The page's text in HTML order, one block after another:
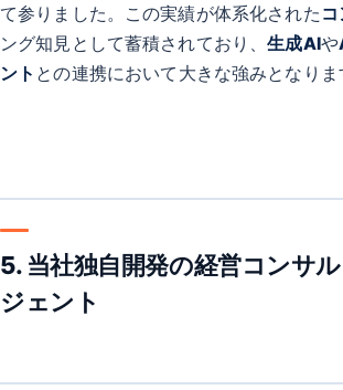
て参りました。この実績が体系化された
ング知見として蓄積されており、生成AIや
ント との連携において大きな強みとなりま
5. 当社独自開発の経営コンサ
ジェント